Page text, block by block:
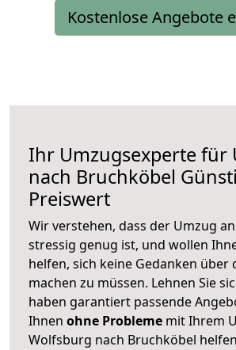
Kostenlose Angebote
Ihr Umzugsexperte für
nach Bruchköbel
Preiswert
Wir verstehen, dass der Umzug
stressig genug ist, und wollen
helfen, sich keine Gedanken über
machen zu müssen. Lehnen Sie
haben garantiert passende
Ihnen ohne Probleme mit Ihrem
Wolfsburg nach Bruchköbel